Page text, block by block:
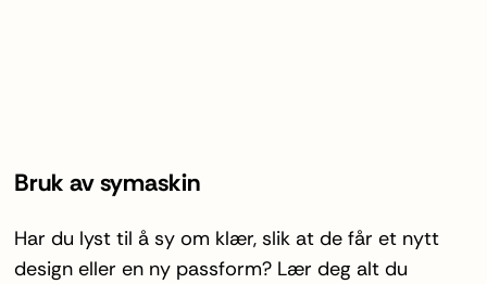
Bruk av symaskin
Har du lyst til å sy om klær, slik at de får et nytt
design eller en ny passform? Lær deg alt du